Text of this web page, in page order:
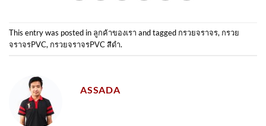
This entry was posted in ลูกค้าของเรา and tagged กรวยจราจร, กรวย
จราจรPVC, กรวยจราจรPVC สีดำ.
ASSADA